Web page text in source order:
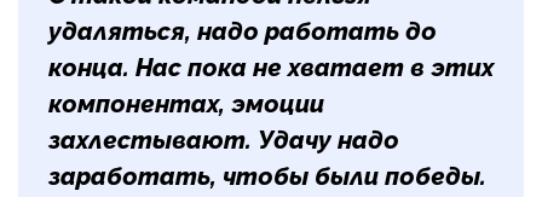
удаляться, надо работать до
конца. Нас пока не хватает в этих
компонентах, эмоции
захлестывают. Удачу надо
заработать, чтобы были победы.